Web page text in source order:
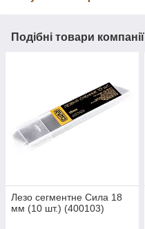
Подібні товари компанії
Лезо сегментне Сила 18
мм (10 шт.) (400103)